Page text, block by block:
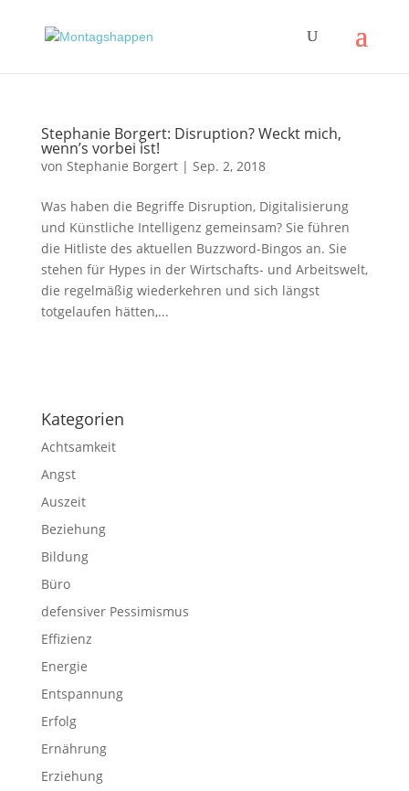
Stephanie Borgert: Disruption? Weckt mich,
wenn’s vorbei ist!
von Stephanie Borgert| Sep. 2, 2018
Was haben die Begriffe Disruption, Digitalisierung
und Künstliche Intelligenz gemeinsam? Sie führen
die Hitliste des aktuellen Buzzword-Bingos an. Sie
stehen für Hypes in der Wirtschafts- und Arbeitswelt,
die regelmäßig wiederkehren und sich längst
totgelaufen hätten,...
Kategorien
Achtsamkeit
Angst
Auszeit
Beziehung
Bildung
Büro
defensiver Pessimismus
Effizienz
Energie
Entspannung
Erfolg
Ernährung
Erziehung